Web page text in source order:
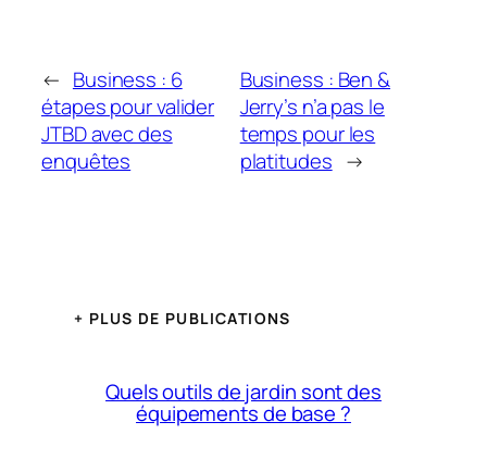
← Business : 6
étapes pour valider
JTBD avec des
enquêtes
Business : Ben &
Jerry’s n’a pas le
temps pour les
platitudes →
+ PLUS DE PUBLICATIONS
Quels outils de jardin sont des
équipements de base ?